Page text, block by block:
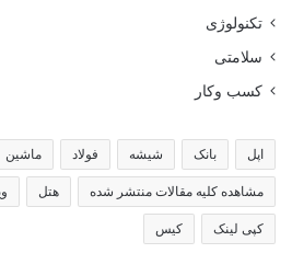
تکنولوژی
سلامتی
کسب وکار
اپل بانک شیشه فولاد ماشین
مشاهده کلیه مقالات منتشر شده هتل
کپی لینک کیس